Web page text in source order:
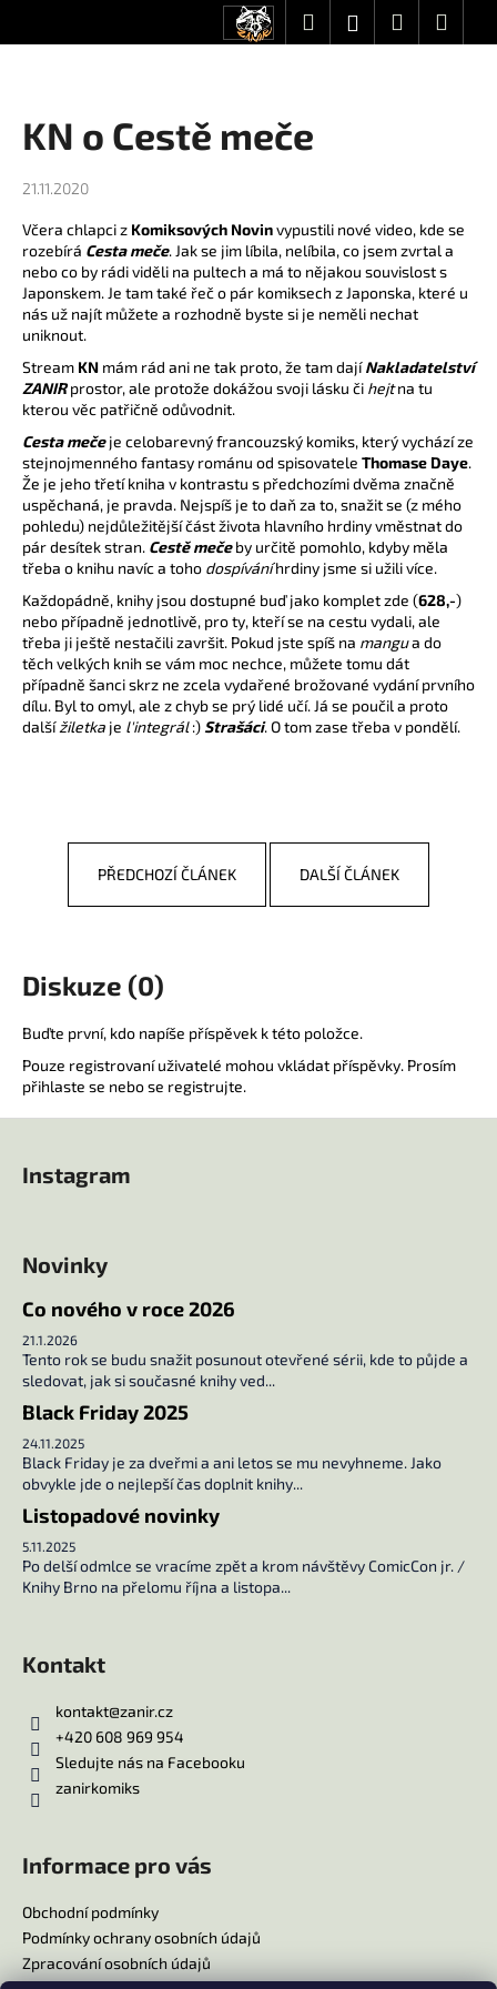
CZK HledatPřihlášení
Nákupní
KN o Cestě meče
21.11.2020
Včera chlapci z Komiksových Novinvypustili nové video, kde se
rozebírá Cesta meče. Jak se jim líbila, nelíbila, co jsem zvrtal a
nebo co by rádi viděli na pultech a má to nějakou souvislost s
Japonskem. Je tam také řeč o pár komiksech z Japonska, které u
nás už najít můžete a rozhodně byste si je neměli nechat
uniknout.
Stream KN mám rád ani ne tak proto, že tam dajíNakladatelství
ZANIRprostor, ale protože dokážou svoji lásku či hejtna tu
kterou věc patřičně odůvodnit.
Cesta mečeje celobarevný francouzský komiks, který vychází ze
stejnojmenného fantasy románu od spisovatele Thomase Daye.
Že je jeho třetí kniha v kontrastu s předchozími dvěma značně
uspěchaná, je pravda. Nejspíš je to daň za to, snažit se (z mého
pohledu) nejdůležitější část života hlavního hrdiny vměstnat do
pár desítek stran. Cestě mečeby určitě pomohlo, kdyby měla
třeba o knihu navíc a toho dospíváníhrdiny jsme si užili více.
Každopádně, knihy jsou dostupné buď jako kompletzde (628,-)
nebo případně jednotlivě, pro ty, kteří se na cestu vydali, ale
třeba ji ještě nestačili završit. Pokud jste spíš na mangua do
těch velkých knih se vám moc nechce, můžete tomu dát
případně šanci skrz ne zcela vydařené brožované vydání prvního
dílu. Byl to omyl, ale z chyb se prý lidé učí. Já se poučil a proto
dalšížiletka je l'integrál:) Strašáci. O tom zase třeba v pondělí.
PŘEDCHOZÍ ČLÁNEK DALŠÍ ČLÁNEK
Diskuze (0)
Buďte první, kdo napíše příspěvek k této položce.
Pouze registrovaní uživatelé mohou vkládat příspěvky. Prosím
přihlaste se nebo se registrujte.
o
C
o
p
t
ř
e
b
u
j
e
t
e
n
a
j
í
t
?
u
č
u
j
e
m
e
UČEBNA
249
Kč
Instagram
Novinky
Co nového v roce 2026
21.1.2026
Tento rok se budu snažit posunout otevřené sérii, kde to půjde a
sledovat, jak si současné knihy ved...
Black Friday 2025
24.11.2025
Black Friday je za dveřmi a ani letos se mu nevyhneme. Jako
obvykle jde o nejlepší čas doplnit knihy...
Listopadové novinky
5.11.2025
Po delší odmlce se vracíme zpět a krom návštěvy ComicCon jr. /
Knihy Brno na přelomu října a listopa...
Kontakt
kontakt@zanir.cz
+420 608 969 954
Sledujte nás na Facebooku
zanirkomiks
Informace pro vás
Obchodní podmínky
Podmínky ochrany osobních údajů
Zpracování osobních údajů